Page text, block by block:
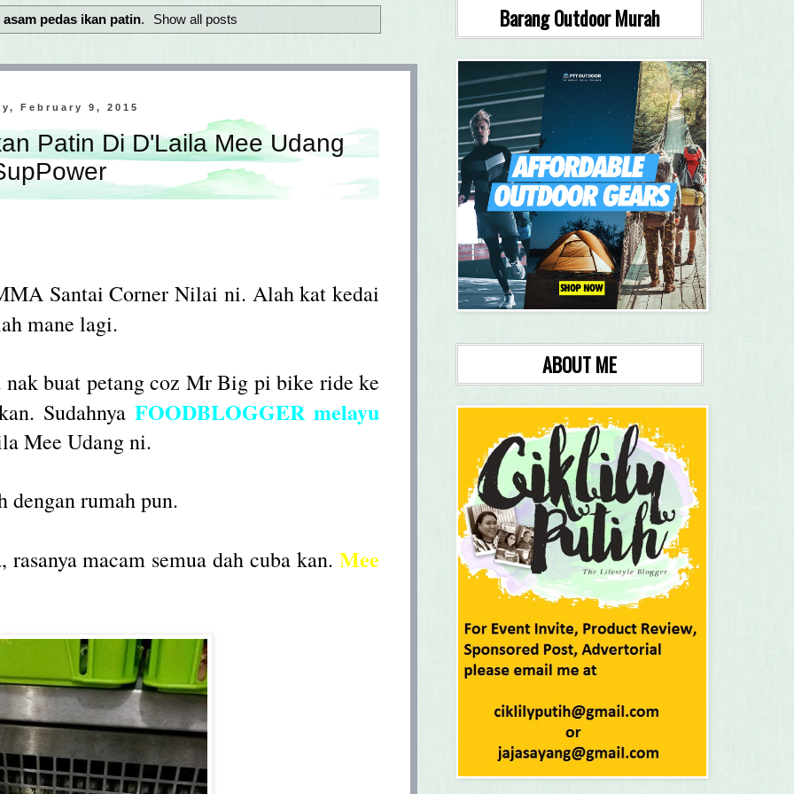
asam pedas ikan patin. Show all posts
February 9, 2015
Patin Di D'Laila Mee Udang
Santai Corner Nilai ni. Alah kat kedai
mane lagi.
buat petang coz Mr Big pi bike ride ke
Sudahnya FOODBLOGGER melayu
Mee Udang ni.
dengan rumah pun.
macam semua dah cuba kan. Mee
Barang Outdoor Murah
ABOUT ME